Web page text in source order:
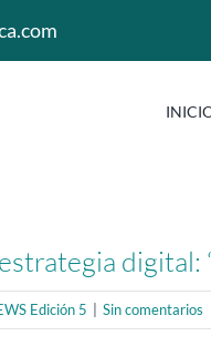
digital:
Edición 5 Sin comentarios